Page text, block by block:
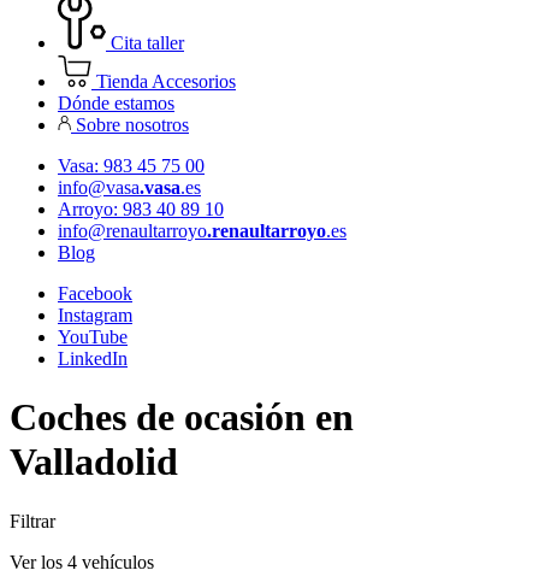
Cita taller
Tienda Accesorios
Dónde estamos
Sobre nosotros
Vasa: 983 45 75 00
info@vasa.vasa.es
Arroyo: 983 40 89 10
info@renaultarroyo.renaultarroyo.es
Blog
Facebook
Instagram
YouTube
LinkedIn
Coches de ocasión en
Valladolid
Filtrar
Ver los 4 vehículos